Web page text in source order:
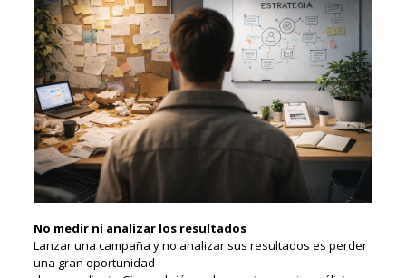
No medir ni analizar los resultados
Lanzar una campaña y no analizar sus resultados es perder
una gran oportunidad